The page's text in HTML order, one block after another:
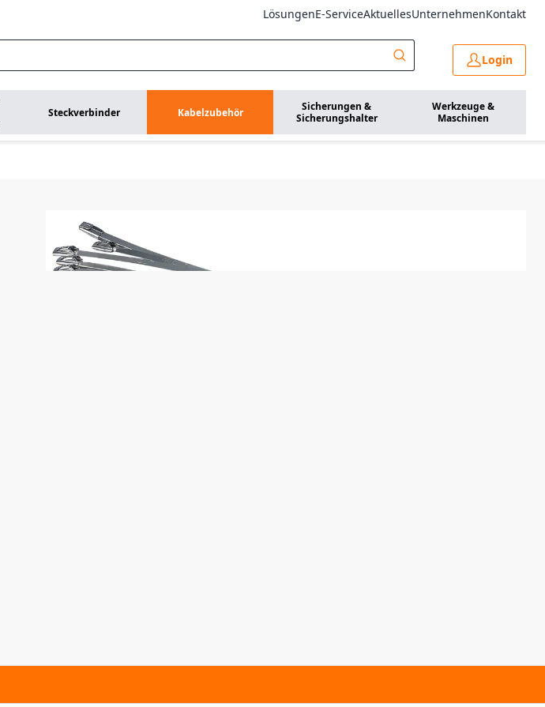
LösungenE-ServiceAktuellesUnternehmenKontakt
Login
Steckverbinder Kabelzubehör
Sicherungen &
Sicherungshalter
Werkzeuge &
Maschinen